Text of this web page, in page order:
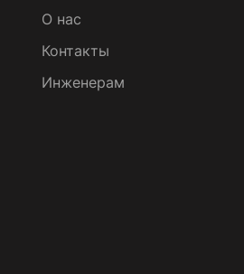
О нас
Контакты
Инженерам